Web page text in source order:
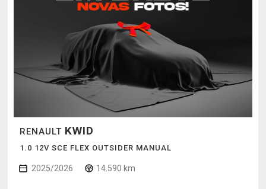
RENAULT KWID
1.0 12V SCE FLEX OUTSIDER MANUAL
2025/2026 14.590 km